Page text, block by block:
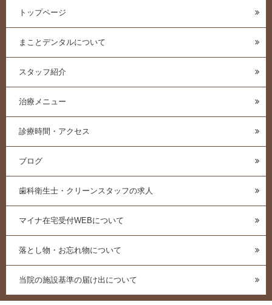
トップページ
まことデンタルについて
スタッフ紹介
治療メニュー
診療時間・アクセス
ブログ
歯科衛生士・クリーンスタッフの求人
マイナ在宅受付WEBについて
落とし物・お忘れ物について
当院の施設基準の届け出について